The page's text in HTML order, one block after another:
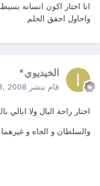
انا اختار اكون انسانه
واحاول احقق الحلم
الخيديوي*
قام بنشر 2008
اختار راحة البال ولا ابالي
والسلطان و الجاه و غيرهما